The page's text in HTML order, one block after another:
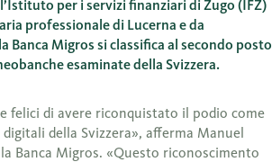
per i servizi finanziari di Zugo (IFZ)
professionale di Lucerna e da
Banca Migros si classifica al secondo posto
esaminate della Svizzera.
felici di avere riconquistato il podio come
della Svizzera», afferma Manuel
Banca Migros. «Questo riconoscimento